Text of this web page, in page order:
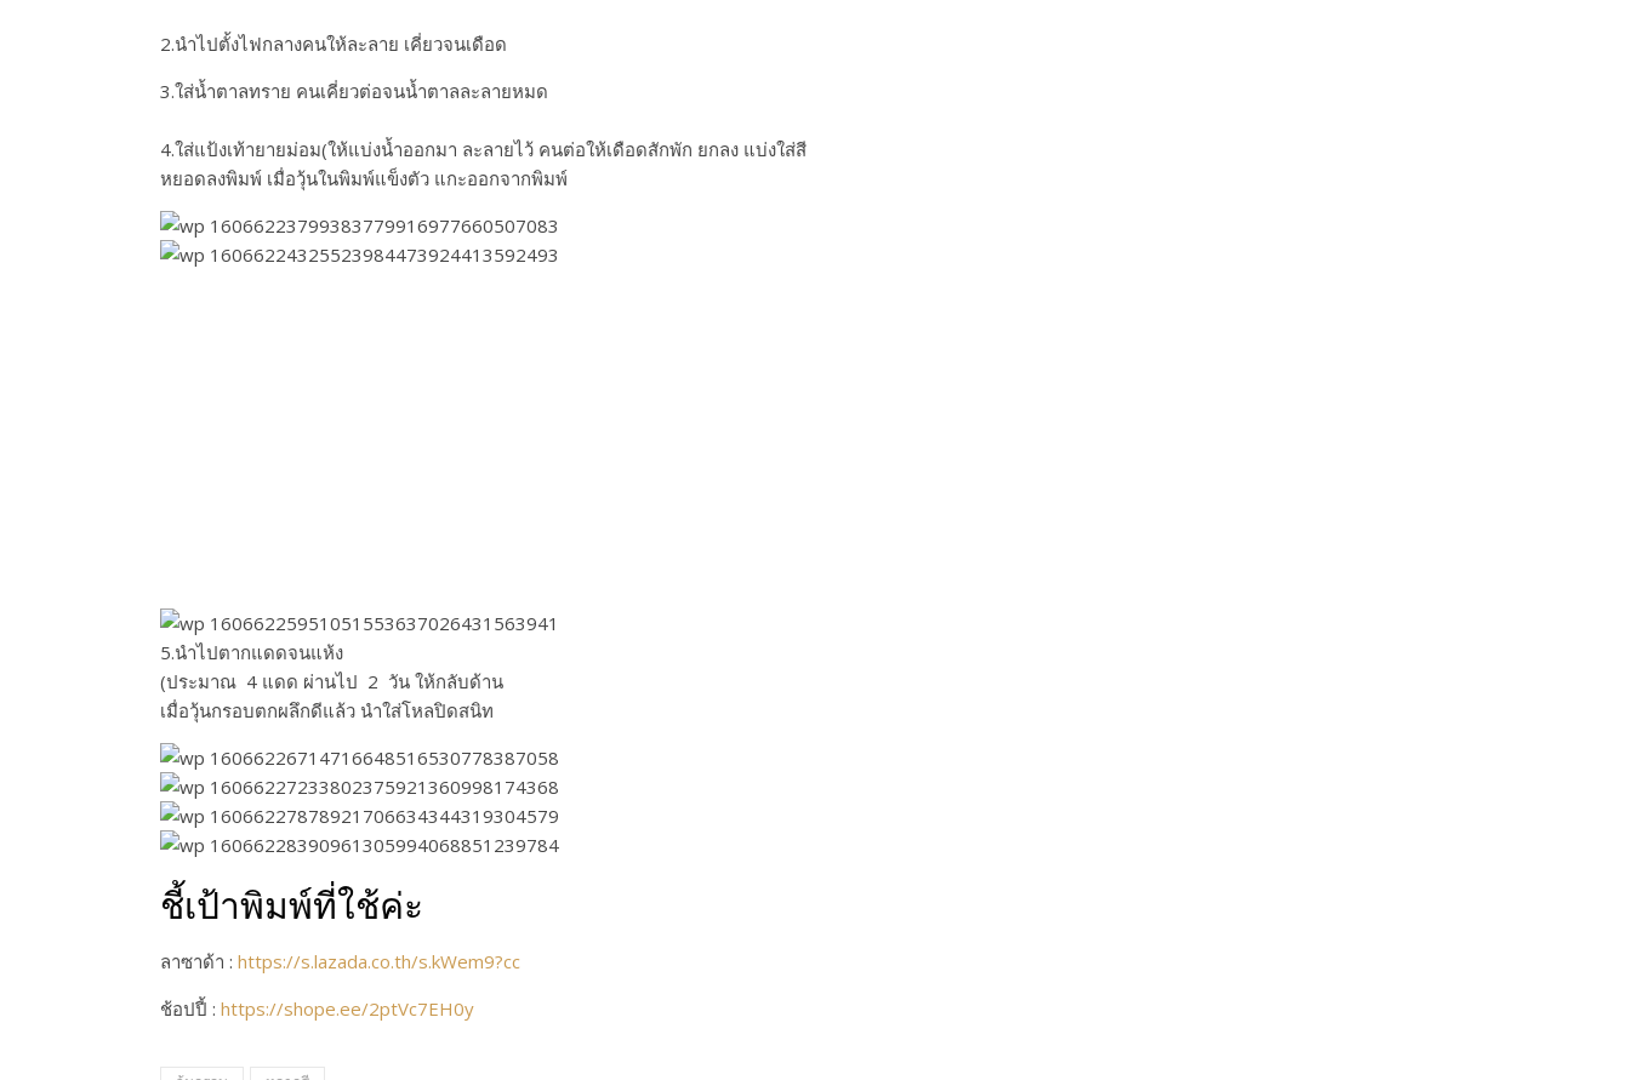
2.นำไปตั้งไฟกลางคนให้ละลาย เคี่ยวจนเดือด
3.ใส่น้ำตาลทราย คนเคี่ยวต่อจนน้ำตาลละลายหมด
4.ใส่แป้งเท้ายายม่อม(ให้แบ่งน้ำออกมา ละลายไว้ คนต่อให้เดือดสักพัก ยกลง แบ่งใส่สี
หยอดลงพิมพ์ เมื่อวุ้นในพิมพ์แข็งตัว แกะออกจากพิมพ์
5.นำไปตากแดดจนแห้ง
(ประมาณ 4 แดด ผ่านไป 2 วัน ให้กลับด้าน
เมื่อวุ้นกรอบตกผลึกดีแล้ว นำใส่โหลปิดสนิท
ชี้เป้าพิมพ์ที่ใช้ค่ะ
ลาซาด้า : https://s.lazada.co.th/s.kWem9?cc
ช้อปปี้ : https://shope.ee/2ptVc7EH0y